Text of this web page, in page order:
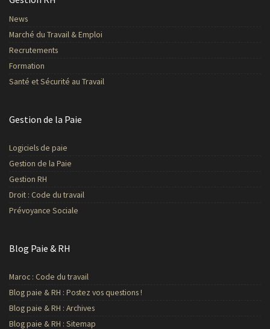
News
Marché du Travail & Emploi
Recrutements
Formation
Santé et Sécurité au Travail
Gestion de la Paie
Logiciels de paie
Gestion de la Paie
Gestion RH
Droit : Code du travail
Prévoyance Sociale
Blog Paie & RH
Maroc : Code du travail
Blog paie & RH : Postez vos questions !
Blog paie & RH : Archives
Blog paie & RH : Sitemap